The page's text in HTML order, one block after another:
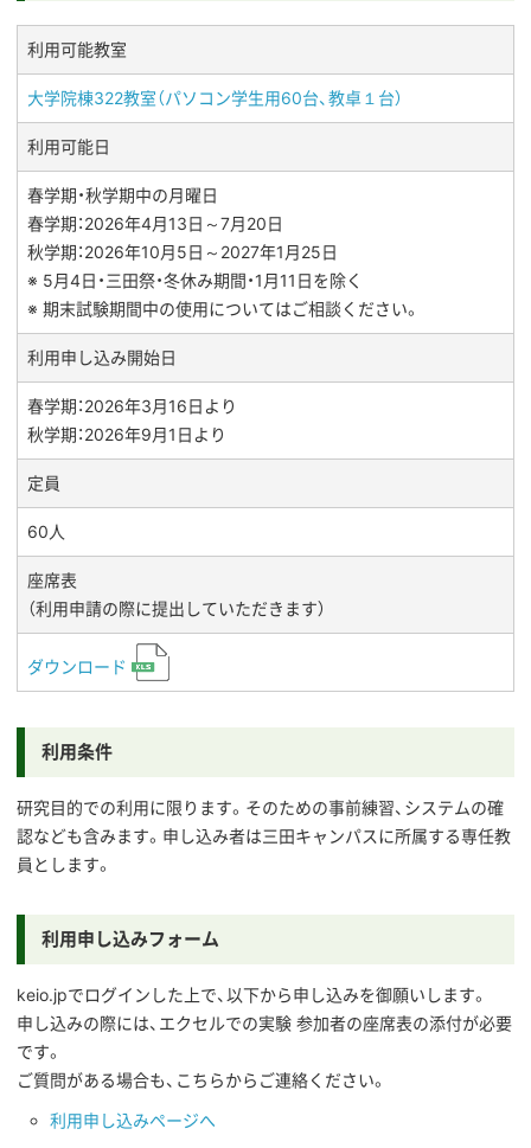
利用可能教室
大学院棟322教室（パソコン学生用60台、教卓１台）
利用可能日
春学期・秋学期中の月曜日
春学期：2026年4月13日～7月20日
秋学期：2026年10月5日～2027年1月25日
※ 5月4日・三田祭・冬休み期間・1月11日を除く
※ 期末試験期間中の使用についてはご相談ください。
利用申し込み開始日
春学期：2026年3月16日より
秋学期：2026年9月1日より
定員
60人
座席表
（利用申請の際に提出していただきます）
ダウンロード
利用条件
研究目的での利用に限ります。そのための事前練習、システムの確
認なども含みます。申し込み者は三田キャンパスに所属する専任教
員とします。
利用申し込みフォーム
keio.jpでログインした上で、以下から申し込みを御願いします。
申し込みの際には、エクセルでの実験 参加者の座席表の添付が必要
です。
ご質問がある場合も、こちらからご連絡ください。
利用申し込みページへ